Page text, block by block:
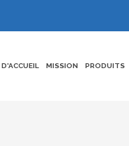
D'ACCUEIL MISSION PRODUITS